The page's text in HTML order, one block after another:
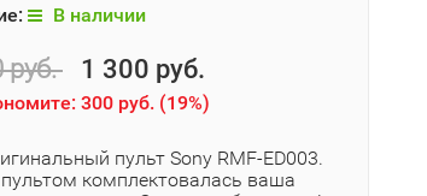
В наличии
руб. 1 300 руб.
300 руб. (19%)
пульт Sony RMF-ED003.
комплектовалась ваша